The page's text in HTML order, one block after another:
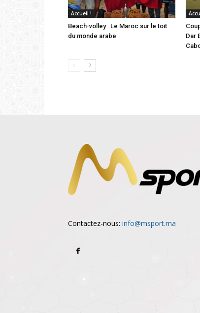
Accueil !
Beach-volley : Le Maroc sur le toit
du monde arabe
Dar
Contactez-nous: info@msport.ma